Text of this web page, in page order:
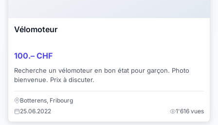
Vélomoteur
100.– CHF
Recherche un vélomoteur en bon état pour garçon. Photo
bienvenue. Prix à discuter.
Botterens, Fribourg
25.06.2022
1'616 vues